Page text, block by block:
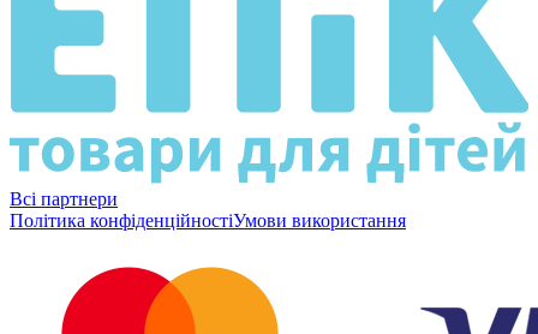
Всі партнери
Політика конфіденційностіУмови використання